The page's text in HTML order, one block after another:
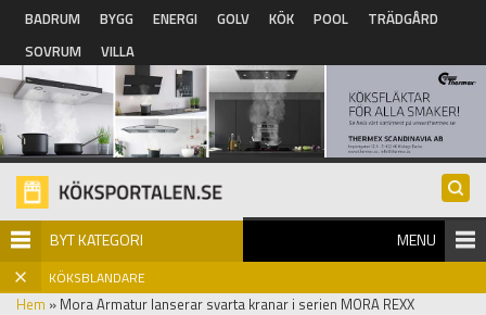
Hoppa till huvudinnehåll
BADRUM BYGG ENERGI GOLV KÖK POOL
TRÄDGÅRD
SOVRUM
VILLA
BYT KATEGORI MENU
KÖKSBLANDARE
Hem » Mora Armatur lanserar svarta kranar i serien MORA REXX